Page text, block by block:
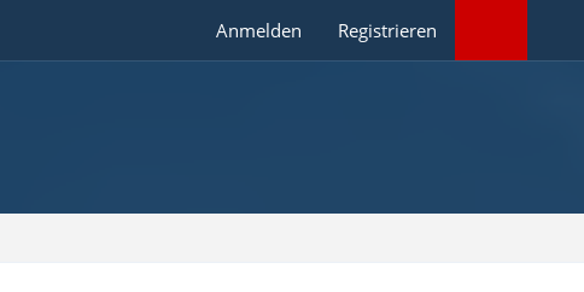
Anmelden Registrieren